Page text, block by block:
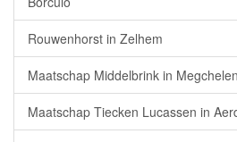
Rouwenhorst in Zelhem
Maatschap Middelbrink in Megchelen
Maatschap Tiecken Lucassen in